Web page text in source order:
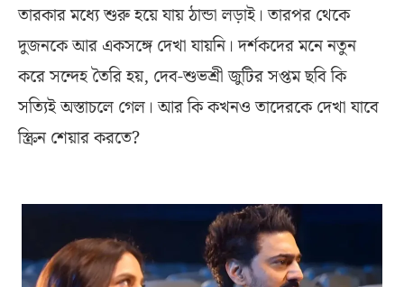
তারকার মধ্যে শুরু হয়ে যায় ঠান্ডা লড়াই। তারপর থেকে
দুজনকে আর একসঙ্গে দেখা যায়নি। দর্শকদের মনে নতুন
করে সন্দেহ তৈরি হয়, দেব-শুভশ্রী জুটির সপ্তম ছবি কি
সত্যিই অস্তাচলে গেল। আর কি কখনও তাদেরকে দেখা যাবে
স্ক্রিন শেয়ার করতে?